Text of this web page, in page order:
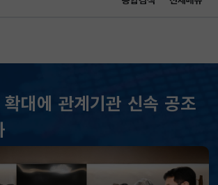
대에 관계기관 신속 공조
6296.38 301.88(하락)
0.024(상승)